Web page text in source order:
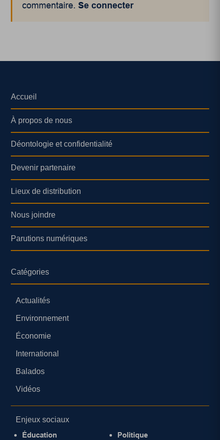
commentaire.Se connecter
Accueil
À propos de nous
Déontologie et confidentialité
Devenir partenaire
Lieux de distribution
Nous joindre
Parutions numériques
Catégories
Actualités
Environnement
Économie
International
Balados
Vidéos
Enjeux sociaux
Éducation
Politique